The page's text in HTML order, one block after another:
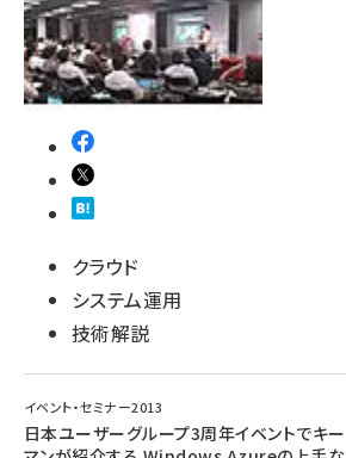
クラウド
システム運用
技術解説
イベント・セミナー2013
日本ユーザーグループ3周年イベントでキー